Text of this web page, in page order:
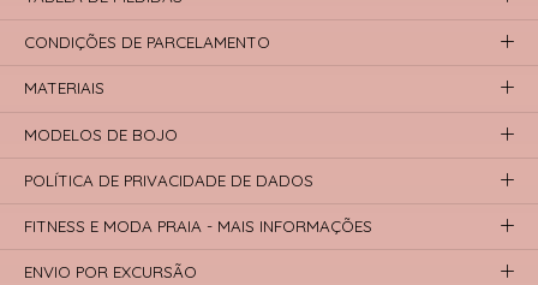
CONDIÇÕES DE PARCELAMENTO
MATERIAIS
MODELOS DE BOJO
POLÍTICA DE PRIVACIDADE DE DADOS
FITNESS E MODA PRAIA - MAIS INFORMAÇÕES
ENVIO POR EXCURSÃO